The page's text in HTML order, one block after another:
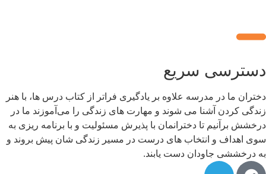
سریع
ما در مدرسه علاوه بر یادگیری فراتر از کتاب درس ها، با هنر
کردن آشنا می شوند و مهارت های زندگی را می‌آموزند ما در
برآنیم تا دخترانمان با پذیرش مسئولیت و با برنامه ریزی به
اهداف و انتخاب های درست در مسیر زندگی شان پیش بروند و
درخششی جاودان دست یابند.